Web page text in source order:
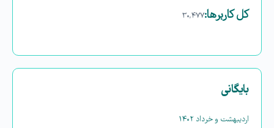
کل کاربرها:۳۰,۴۷۷
بایگانی
اردیبهشت و خرداد ۱۴۰۲